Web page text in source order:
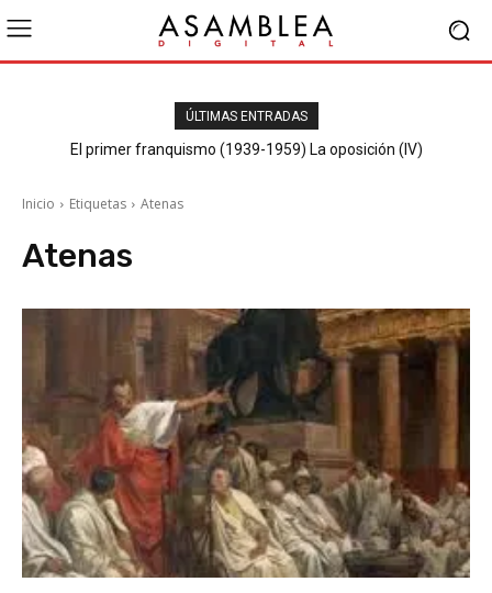
ÚLTIMAS ENTRADAS
El primer franquismo (1939-1959) La oposición (IV)
Inicio Etiquetas Atenas
Atenas